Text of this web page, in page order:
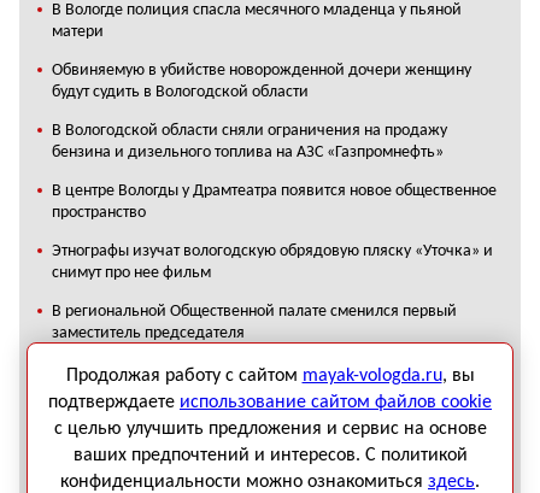
В Вологде полиция спасла месячного младенца у пьяной
матери
Обвиняемую в убийстве новорожденной дочери женщину
будут судить в Вологодской области
В Вологодской области сняли ограничения на продажу
бензина и дизельного топлива на АЗС «Газпромнефть»
В центре Вологды у Драмтеатра появится новое общественное
пространство
Этнографы изучат вологодскую обрядовую пляску «Уточка» и
снимут про нее фильм
В региональной Общественной палате сменился первый
заместитель председателя
В Вологодской области меняются условия подтверждения
факта ухода за пожилыми родственниками
В Вологодском округе жителей муниципальной квартиры
выселят за долги по коммунальным платежам
Продолжая работу с сайтом mayak-vologda.ru, вы
подтверждаете использование сайтом файлов cookie
с целью улучшить предложения и сервис на основе
ваших предпочтений и интересов. С политикой
конфиденциальности можно ознакомиться здесь.